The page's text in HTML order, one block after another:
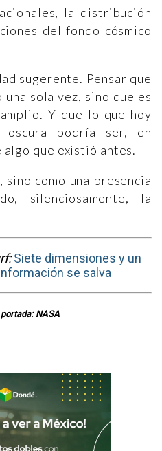
la distribución
del fondo cósmico
sugerente. Pensar que
sola vez, sino que es
Y que lo que hoy
oscura podría ser, en
que existió antes.
sino como una presencia
silenciosamente, la
Siete dimensiones y un
se salva
NASA